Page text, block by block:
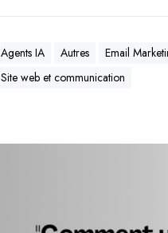
Agents IA Autres Email
Site web et communication